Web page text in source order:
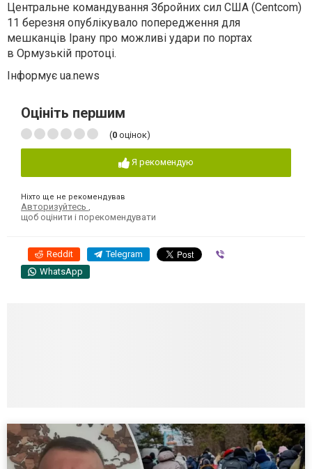
Центральне командування Збройних сил США (Centcom)
11 березня опублікувало попередження для
мешканців Ірану про можливі удари по портах
в Ормузькій протоці.
Інформує ua.news
Оцініть першим
(0 оцінок)
Я рекомендую
Ніхто ще не рекомендував
Авторизуйтесь ,
щоб оцінити і порекомендувати
Reddit Telegram
WhatsApp